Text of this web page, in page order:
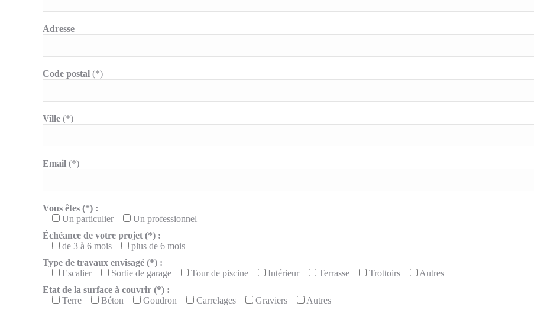
Adresse
Code postal (*)
Ville (*)
Email (*)
Vous êtes (*) :
Un particulier
Un professionnel
Échéance de votre projet (*) :
de 3 à 6 mois
plus de 6 mois
Type de travaux envisagé (*) :
Escalier
Sortie de garage Tour de piscine Intérieur Terrasse Trottoirs
Autres
Etat de la surface à couvrir (*) :
Terre
Béton Goudron Carrelages Graviers
Autres